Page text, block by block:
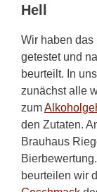
Hell
Wir haben das
getestet und
beurteilt. In
zunächst alle
zum
den Zutaten.
Brauhaus
beurteilen wir